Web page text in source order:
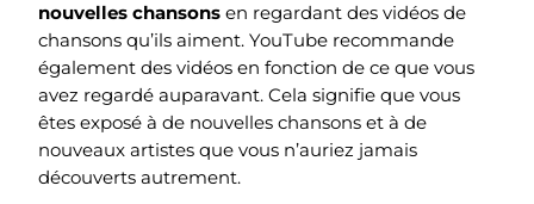
nouvelles chansons en regardant des vidéos de
chansons qu’ils aiment. YouTube recommande
également des vidéos en fonction de ce que vous
avez regardé auparavant. Cela signifie que vous
êtes exposé à de nouvelles chansons et à de
nouveaux artistes que vous n’auriez jamais
découverts autrement.